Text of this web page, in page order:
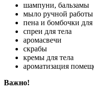
шампуни, бальзамы
мыло ручной работы
пена и бомбочки
спреи для тела
аромасвечи
скрабы
кремы для тела
ароматизация
Важно!